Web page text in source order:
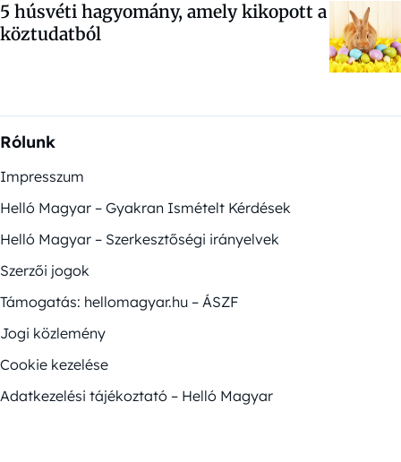
5 húsvéti hagyomány, amely kikopott a
köztudatból
Rólunk
Impresszum
Helló Magyar – Gyakran Ismételt Kérdések
Helló Magyar – Szerkesztőségi irányelvek
Szerzői jogok
Támogatás: hellomagyar.hu – ÁSZF
Jogi közlemény
Cookie kezelése
Adatkezelési tájékoztató – Helló Magyar